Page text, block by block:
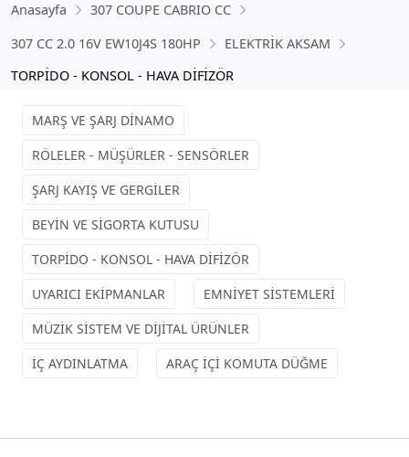
Anasayfa
307 COUPE CABRIO CC
307 CC 2.0 16V EW10J4S 180HP
ELEKTRİK AKSAM
TORPİDO - KONSOL - HAVA DİFİZÖR
MARŞ VE ŞARJ DİNAMO
RÖLELER - MÜŞÜRLER - SENSÖRLER
ŞARJ KAYIŞ VE GERGİLER
BEYİN VE SİGORTA KUTUSU
TORPİDO - KONSOL - HAVA DİFİZÖR
UYARICI EKİPMANLAR
EMNİYET SİSTEMLERİ
MÜZİK SİSTEM VE DİJİTAL ÜRÜNLER
İÇ AYDINLATMA
ARAÇ İÇİ KOMUTA DÜĞME